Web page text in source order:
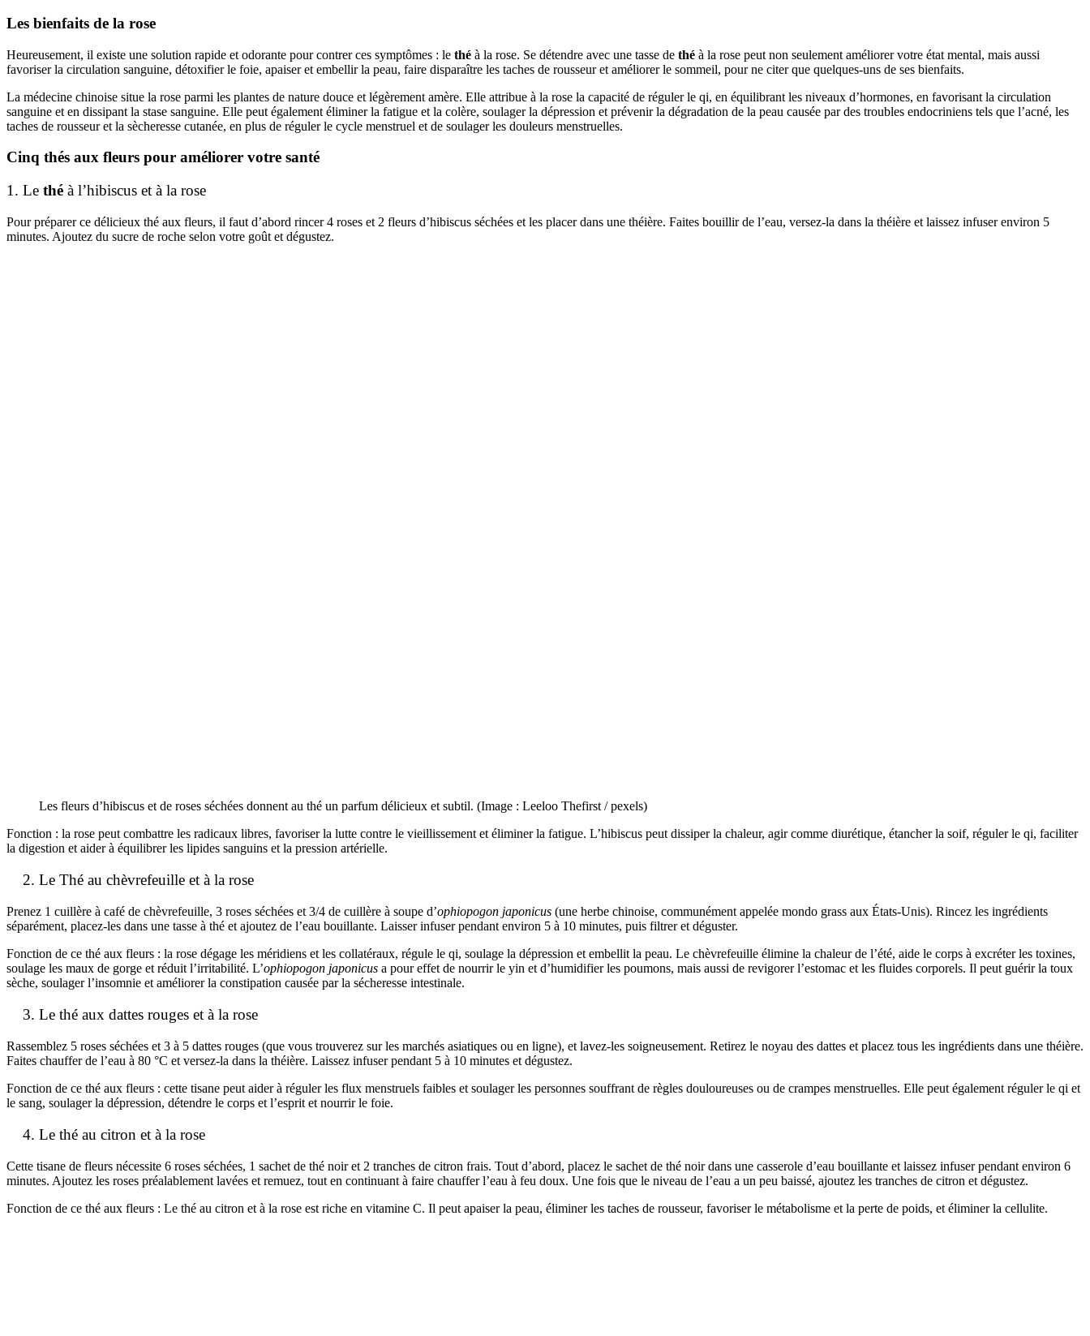
Les bienfaits de la rose
Heureusement, il existe une solution rapide et odorante pour contrer ces symptômes : le thé à la rose. Se détendre avec une tasse de thé à la rose peut non seulement améliorer votre état mental, mais aussi
favoriser la circulation sanguine, détoxifier le foie, apaiser et embellir la peau, faire disparaître les taches de rousseur et améliorer le sommeil, pour ne citer que quelques-uns de ses bienfaits.
La médecine chinoise situe la rose parmi les plantes de nature douce et légèrement amère. Elle attribue à la rose la capacité de réguler le qi, en équilibrant les niveaux d’hormones, en favorisant la circulation
sanguine et en dissipant la stase sanguine. Elle peut également éliminer la fatigue et la colère, soulager la dépression et prévenir la dégradation de la peau causée par des troubles endocriniens tels que l’acné, les
taches de rousseur et la sècheresse cutanée, en plus de réguler le cycle menstruel et de soulager les douleurs menstruelles.
Cinq thés aux fleurs pour améliorer votre santé
1. Le thé à l’hibiscus et à la rose
Pour préparer ce délicieux thé aux fleurs, il faut d’abord rincer 4 roses et 2 fleurs d’hibiscus séchées et les placer dans une théière. Faites bouillir de l’eau, versez-la dans la théière et laissez infuser environ 5
minutes. Ajoutez du sucre de roche selon votre goût et dégustez.
Les fleurs d’hibiscus et de roses séchées donnent au thé un parfum délicieux et subtil. (Image : Leeloo Thefirst / pexels)
Fonction : la rose peut combattre les radicaux libres, favoriser la lutte contre le vieillissement et éliminer la fatigue. L’hibiscus peut dissiper la chaleur, agir comme diurétique, étancher la soif, réguler le qi, faciliter
la digestion et aider à équilibrer les lipides sanguins et la pression artérielle.
Le Thé au chèvrefeuille et à la rose
Prenez 1 cuillère à café de chèvrefeuille, 3 roses séchées et 3/4 de cuillère à soupe d’ophiopogon japonicus (une herbe chinoise, communément appelée mondo grass aux États-Unis). Rincez les ingrédients
séparément, placez-les dans une tasse à thé et ajoutez de l’eau bouillante. Laisser infuser pendant environ 5 à 10 minutes, puis filtrer et déguster.
Fonction de ce thé aux fleurs : la rose dégage les méridiens et les collatéraux, régule le qi, soulage la dépression et embellit la peau. Le chèvrefeuille élimine la chaleur de l’été, aide le corps à excréter les toxines,
soulage les maux de gorge et réduit l’irritabilité. L’ophiopogon japonicus a pour effet de nourrir le yin et d’humidifier les poumons, mais aussi de revigorer l’estomac et les fluides corporels. Il peut guérir la toux
sèche, soulager l’insomnie et améliorer la constipation causée par la sécheresse intestinale.
Le thé aux dattes rouges et à la rose
Rassemblez 5 roses séchées et 3 à 5 dattes rouges (que vous trouverez sur les marchés asiatiques ou en ligne), et lavez-les soigneusement. Retirez le noyau des dattes et placez tous les ingrédients dans une théière.
Faites chauffer de l’eau à 80 °C et versez-la dans la théière. Laissez infuser pendant 5 à 10 minutes et dégustez.
Fonction de ce thé aux fleurs : cette tisane peut aider à réguler les flux menstruels faibles et soulager les personnes souffrant de règles douloureuses ou de crampes menstruelles. Elle peut également réguler le qi et
le sang, soulager la dépression, détendre le corps et l’esprit et nourrir le foie.
Le thé au citron et à la rose
Cette tisane de fleurs nécessite 6 roses séchées, 1 sachet de thé noir et 2 tranches de citron frais. Tout d’abord, placez le sachet de thé noir dans une casserole d’eau bouillante et laissez infuser pendant environ 6
minutes. Ajoutez les roses préalablement lavées et remuez, tout en continuant à faire chauffer l’eau à feu doux. Une fois que le niveau de l’eau a un peu baissé, ajoutez les tranches de citron et dégustez.
Fonction de ce thé aux fleurs : Le thé au citron et à la rose est riche en vitamine C. Il peut apaiser la peau, éliminer les taches de rousseur, favoriser le métabolisme et la perte de poids, et éliminer la cellulite.